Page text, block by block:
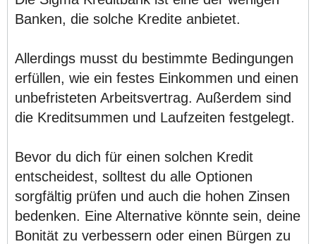
Banken, die solche Kredite anbietet.
Allerdings musst du bestimmte Bedingungen
erfüllen, wie ein festes Einkommen und einen
unbefristeten Arbeitsvertrag. Außerdem sind
die Kreditsummen und Laufzeiten festgelegt.
Bevor du dich für einen solchen Kredit
entscheidest, solltest du alle Optionen
sorgfältig prüfen und auch die hohen Zinsen
bedenken. Eine Alternative könnte sein, deine
Bonität zu verbessern oder einen Bürgen zu